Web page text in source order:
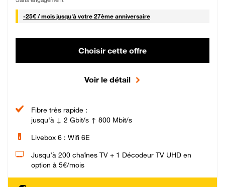
-25€ / mois25 € par mois
jusqu'à votre 27ème anniversaire
Choisir cette offre
Voir le détail
Fibre très rapide :
jusqu'à ↓ 2 Gbit/s ↑ 800 Mbit/s
Livebox 6 : Wifi 6E
Jusqu’à 200 chaînes TV + 1 Décodeur TV UHD en
option à 5€/mois